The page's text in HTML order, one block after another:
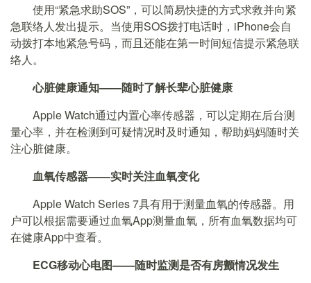
使用“紧急求助SOS”，可以简易快捷的方式求救并向紧
急联络人发出提示。当使用SOS拨打电话时，iPhone会自
动拨打本地紧急号码，而且还能在第一时间短信提示紧急联
络人。
心脏健康通知——随时了解长辈心脏健康
Apple Watch通过内置心率传感器，可以定期在后台测
量心率，并在检测到可疑情况时及时通知，帮助妈妈随时关
注心脏健康。
血氧传感器——实时关注血氧变化
Apple Watch Series 7具有用于测量血氧的传感器。用
户可以根据需要通过血氧App测量血氧，所有血氧数据均可
在健康App中查看。
ECG移动心电图——随时监测是否有房颤情况发生